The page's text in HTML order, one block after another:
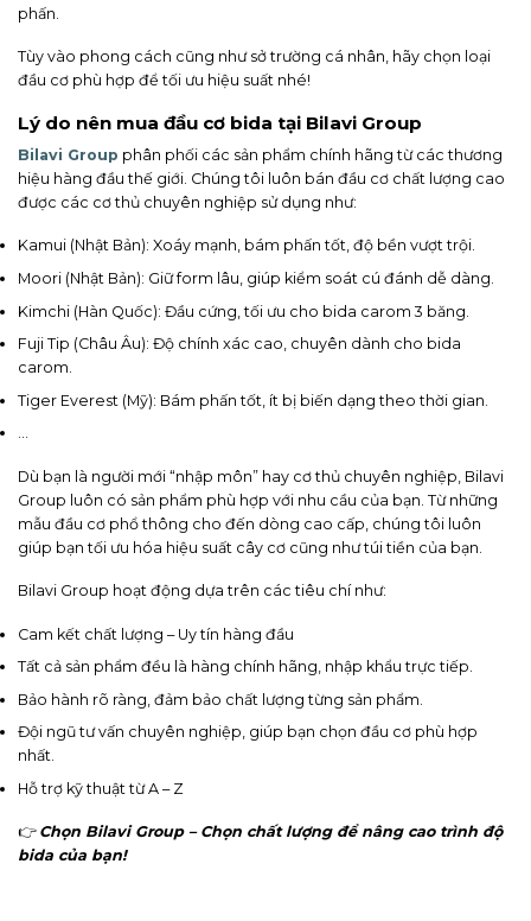
phấn.
Tùy vào phong cách cũng như sở trường cá nhân, hãy chọn loại
đầu cơ phù hợp để tối ưu hiệu suất nhé!
Lý do nên mua đầu cơ bida tại Bilavi Group
Bilavi Group phân phối các sản phẩm chính hãng từ các thương
hiệu hàng đầu thế giới. Chúng tôi luôn bán đầu cơ chất lượng cao
được các cơ thủ chuyên nghiệp sử dụng như:
Kamui (Nhật Bản): Xoáy mạnh, bám phấn tốt, độ bền vượt trội.
Moori (Nhật Bản): Giữ form lâu, giúp kiểm soát cú đánh dễ dàng.
Kimchi (Hàn Quốc): Đầu cứng, tối ưu cho bida carom 3 băng.
Fuji Tip (Châu Âu): Độ chính xác cao, chuyên dành cho bida
carom.
Tiger Everest (Mỹ): Bám phấn tốt, ít bị biến dạng theo thời gian.
…
Dù bạn là người mới “nhập môn” hay cơ thủ chuyên nghiệp, Bilavi
Group luôn có sản phẩm phù hợp với nhu cầu của bạn. Từ những
mẫu đầu cơ phổ thông cho đến dòng cao cấp, chúng tôi luôn
giúp bạn tối ưu hóa hiệu suất cây cơ cũng như túi tiền của bạn.
Bilavi Group hoạt động dựa trên các tiêu chí như:
Cam kết chất lượng – Uy tín hàng đầu
Tất cả sản phẩm đều là hàng chính hãng, nhập khẩu trực tiếp.
Bảo hành rõ ràng, đảm bảo chất lượng từng sản phẩm.
Đội ngũ tư vấn chuyên nghiệp, giúp bạn chọn đầu cơ phù hợp
nhất.
Hỗ trợ kỹ thuật từ A – Z
👉 Chọn Bilavi Group – Chọn chất lượng để nâng cao trình độ
bida của bạn!